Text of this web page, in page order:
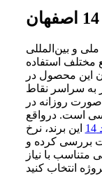
ملی و بین‌المللی
مختلف استفاده
این محصول در
به سراسر نقاط
صورت روزانه در
است. درواقع
این برند، نرخ
سایت بررسی کرده و
متناسب با نیاز